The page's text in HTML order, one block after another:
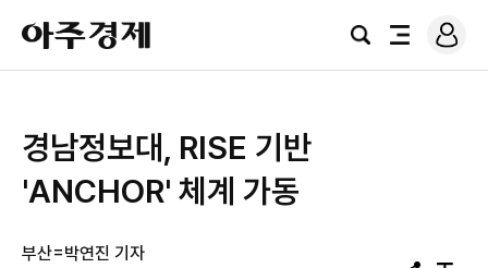
아
주
경
검
전
로
그
경남정보대, RISE 기반
'ANCHOR' 체계 가동
부산=박연진 기자